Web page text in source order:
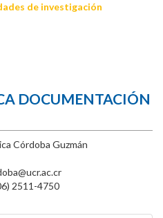
de investigación
DOCUMENTACIÓN
Córdoba Guzmán
2511-4750